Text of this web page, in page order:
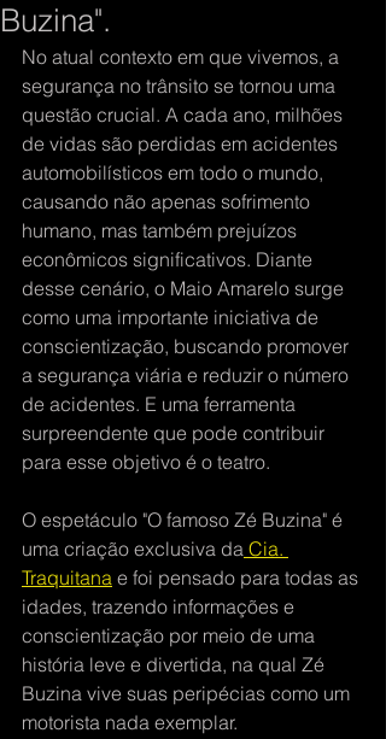
Buzina".
No atual contexto em que vivemos, a
segurança no trânsito se tornou uma
questão crucial. A cada ano, milhões
de vidas são perdidas em acidentes
automobilísticos em todo o mundo,
causando não apenas sofrimento
humano, mas também prejuízos
econômicos significativos. Diante
desse cenário, o Maio Amarelo surge
como uma importante iniciativa de
conscientização, buscando promover
a segurança viária e reduzir o número
de acidentes. E uma ferramenta
surpreendente que pode contribuir
para esse objetivo é o teatro.
O espetáculo "O famoso Zé Buzina" é
uma criação exclusiva da Cia.
Traquitana e foi pensado para todas as
idades, trazendo informações e
conscientização por meio de uma
história leve e divertida, na qual Zé
Buzina vive suas peripécias como um
motorista nada exemplar.